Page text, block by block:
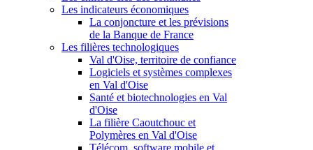
Les indicateurs économiques
La conjoncture et les prévisions
de la Banque de France
Les filières technologiques
Val d'Oise, territoire de confiance
Logiciels et systèmes complexes
en Val d'Oise
Santé et biotechnologies en Val
d'Oise
La filière Caoutchouc et
Polymères en Val d'Oise
Télécom, software mobile et